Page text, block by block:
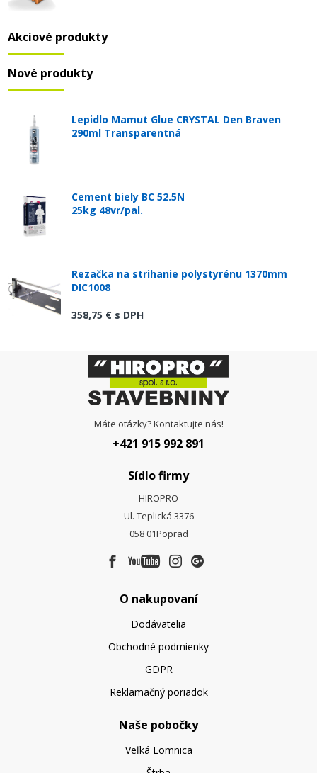
Akciové produkty
Nové produkty
Lepidlo Mamut Glue CRYSTAL Den Braven
290ml Transparentná
Cement biely BC 52.5N
25kg 48vr/pal.
Rezačka na strihanie polystyrénu 1370mm
DIC1008
358,75 € s DPH
Máte otázky? Kontaktujte nás!
+421 915 992 891
Sídlo firmy
HIROPRO
Ul. Teplická 3376
058 01Poprad
O nakupovaní
Dodávatelia
Obchodné podmienky
GDPR
Reklamačný poriadok
Naše pobočky
Veľká Lomnica